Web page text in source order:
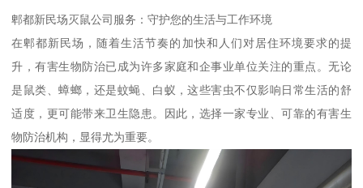
郫都新民场灭鼠公司服务：守护您的生活与工作环境
在郫都新民场，随着生活节奏的加快和人们对居住环境要求的提
升，有害生物防治已成为许多家庭和企事业单位关注的重点。无论
是鼠类、蟑螂，还是蚊蝇、白蚁，这些害虫不仅影响日常生活的舒
适度，更可能带来卫生隐患。因此，选择一家专业、可靠的有害生
物防治机构，显得尤为重要。